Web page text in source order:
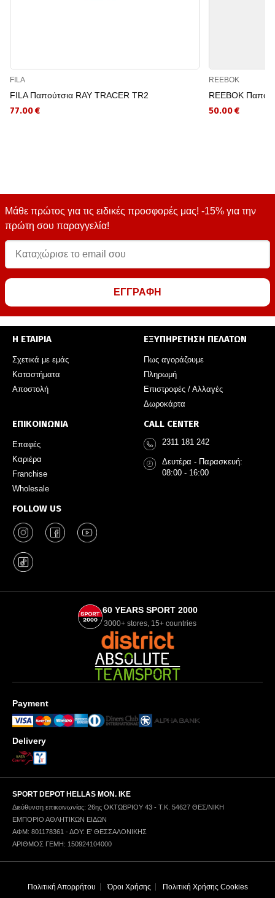
FILA
FILA Παπούτσια RAY TRACER TR2
77.00 €
REEBOK
REEBOK
50.00 €
Μάθε πρώτος για τις ειδικές προσφορές μας! -15% για την
πρώτη σου παραγγελία!
ΕΓΓΡΑΦΗ
Η ΕΤΑΙΡΙΑ
Σχετικά με εμάς
Καταστήματα
Αποστολή
ΕΞΥΠΗΡΕΤΗΣΗ ΠΕΛΑΤΩΝ
Πως αγοράζουμε
Πληρωμή
Επιστροφές / Αλλαγές
Δωροκάρτα
ΕΠΙΚΟΙΝΩΝΙΑ
Επαφές
Καριέρα
Franchise
Wholesale
FOLLOW US
CALL CENTER
2311 181 242
Δευτέρα - Παρασκευή:
08:00 - 16:00
60 YEARS SPORT 2000
3000+ stores, 15+ countries
Payment
Delivery
SPORT DEPOT HELLAS ΜΟΝ. ΙΚΕ
Διεύθυνση επικοινωνίας: 26ης ΟΚΤΩΒΡΙΟΥ 43 - Τ.Κ. 54627 ΘΕΣ/ΝΙΚΗ
ΕΜΠΟΡΙΟ ΑΘΛΗΤΙΚΩΝ ΕΙΔΩΝ
ΑΦΜ: 801178361 - ΔΟΥ: Ε' ΘΕΣΣΑΛΟΝΙΚΗΣ
ΑΡΙΘΜΟΣ ΓΕΜΗ: 150924104000
Πολιτική Απορρήτου Όροι Χρήσης Πολιτική Χρήσης Cookies